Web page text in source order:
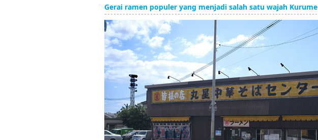
Gerai ramen populer yang menjadi salah satu wajah Kurume